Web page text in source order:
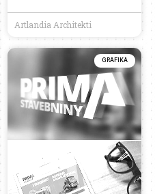
Artlandia Architekti
GRAFIKA